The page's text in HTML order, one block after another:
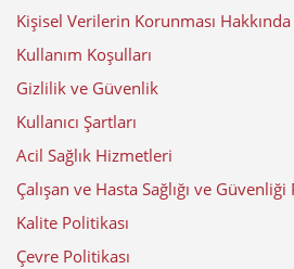
Kişisel Verilerin Korunması
Kullanım Koşulları
Gizlilik ve Güvenlik
Kullanıcı Şartları
Acil Sağlık Hizmetleri
Çalışan ve Hasta Sağlığı ve Güvenliği
Kalite Politikası
Çevre Politikası